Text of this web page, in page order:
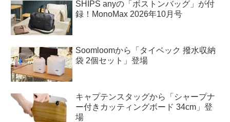
SHIPS anyの「ボストンバッグ」が付
録！MonoMax 2026年10月号
Soomloomから「タイベック 撥水収納
袋 2個セット」登場
キャプテンスタッグから「シャープナ
ー付きカッティングボード 34cm」登
場